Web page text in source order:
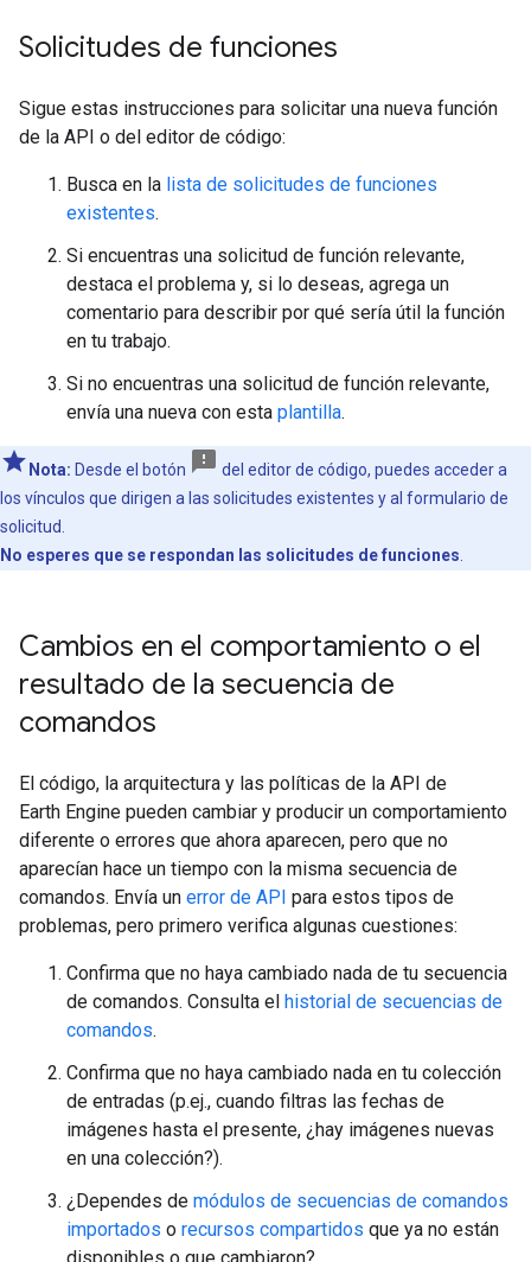
Solicitudes de funciones
Sigue estas instrucciones para solicitar una nueva función
de la API o del editor de código:
Busca en la lista de solicitudes de funciones
existentes.
Si encuentras una solicitud de función relevante,
destaca el problema y, si lo deseas, agrega un
comentario para describir por qué sería útil la función
en tu trabajo.
Si no encuentras una solicitud de función relevante,
envía una nueva con esta plantilla.
Nota: Desde el botón
del editor de código, puedes acceder a
los vínculos que dirigen a las solicitudes existentes y al formulario de
solicitud.
No esperes que se respondan las solicitudes de funciones
Cambios en el comportamiento o el
resultado de la secuencia de
comandos
El código, la arquitectura y las políticas de la API de
Earth Engine pueden cambiar y producir un comportamiento
diferente o errores que ahora aparecen, pero que no
aparecían hace un tiempo con la misma secuencia de
comandos. Envía un error de API para estos tipos de
problemas, pero primero verifica algunas cuestiones:
Confirma que no haya cambiado nada de tu secuencia
de comandos. Consulta el historial de secuencias de
comandos.
Confirma que no haya cambiado nada en tu colección
de entradas (p.ej., cuando filtras las fechas de
imágenes hasta el presente, ¿hay imágenes nuevas
en una colección?).
¿Dependes de módulos de secuencias de comandos
importados o recursos compartidos que ya no están